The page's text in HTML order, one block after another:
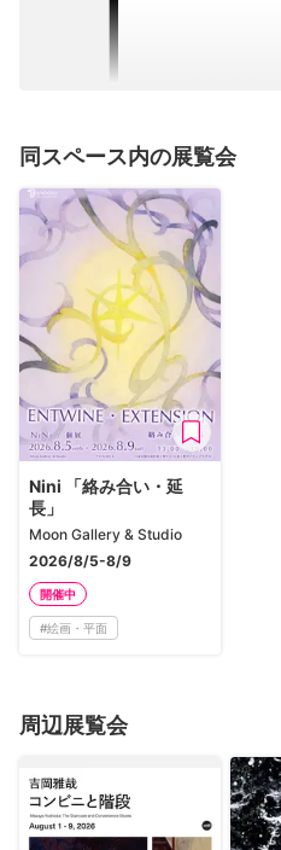
同スペース内の展覧会
Nini 「絡み合い・延
長」
Moon Gallery & Studio
2026/8/5-8/9
開催中
#絵画・平面
周辺展覧会